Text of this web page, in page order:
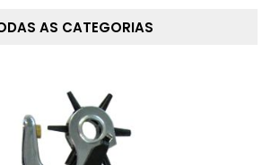
QUEM SOMOS
PRODUTOS
AS CATEGORIAS